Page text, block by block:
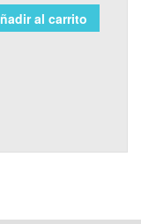
al carrito